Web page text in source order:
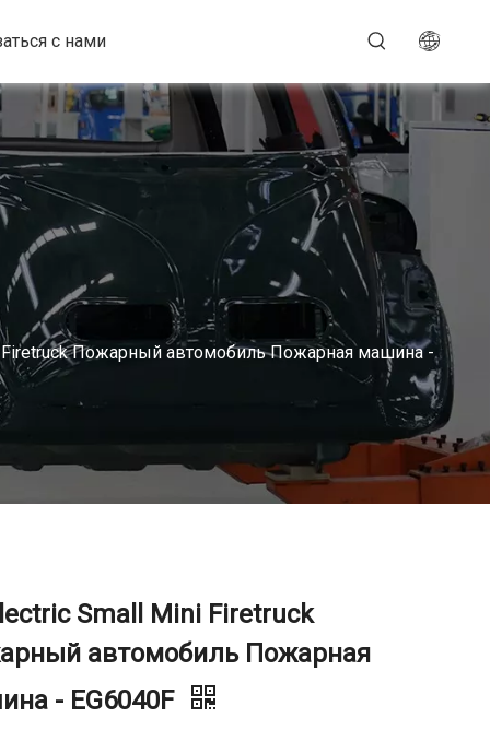
с нами
Firetruck Пожарный автомобиль Пожарная машина -
Small Mini Firetruck
автомобиль Пожарная
- EG6040F